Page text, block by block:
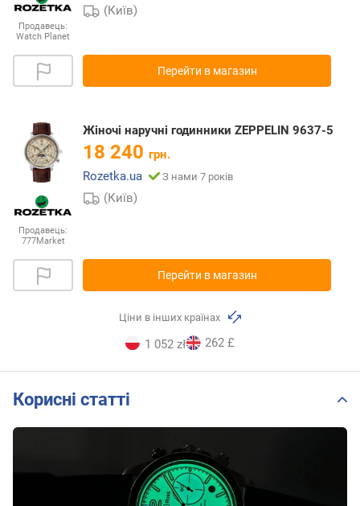
Продавець:
Watch Planet
(Київ)
Перейти в магазин
Продавець:
777Market
Жіночі наручні годинники ZEPPELIN 9637-5
18 240 грн.
Rozetka.ua
З нами 7 років
(Київ)
Перейти в магазин
Ціни в інших країнах
1 052 zł 262 £
Корисні статті